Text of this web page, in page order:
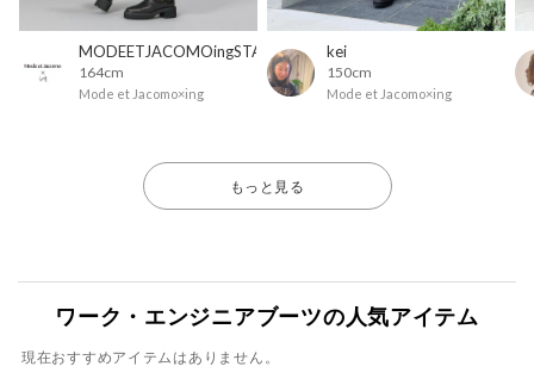
MODEETJACOMOingSTAFF
164cm
Mode et Jacomo×ing
kei
150cm
Mode et Jacomo×ing
もっと見る
ワーク・エンジニアブーツの人気アイテム
現在おすすめアイテムはありません。